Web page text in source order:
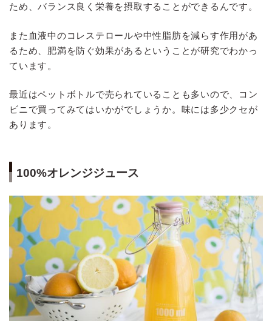
ため、バランス良く栄養を摂取することができるんです。
また血液中のコレステロールや中性脂肪を減らす作用があ
るため、肥満を防ぐ効果があるということが研究でわかっ
ています。
最近はペットボトルで売られていることも多いので、コン
ビニで買ってみてはいかがでしょうか。味には多少クセが
あります。
100%オレンジジュース